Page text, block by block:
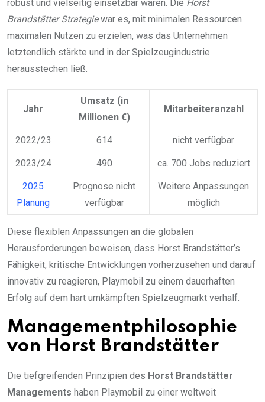
robust und vielseitig einsetzbar waren. Die Horst
Brandstätter Strategiewar es, mit minimalen Ressourcen
maximalen Nutzen zu erzielen, was das Unternehmen
letztendlich stärkte und in der Spielzeugindustrie
herausstechen ließ.
Jahr
Umsatz (in
Millionen €)
Mitarbeiteranzahl
2022/23 614 nicht verfügbar
2023/24 490 ca. 700 Jobs reduziert
2025
Planung
Prognose nicht
verfügbar
Weitere Anpassungen
möglich
Diese flexiblen Anpassungen an die globalen
Herausforderungen beweisen, dass Horst Brandstätter’s
Fähigkeit, kritische Entwicklungen vorherzusehen und darauf
innovativ zu reagieren, Playmobil zu einem dauerhaften
Erfolg auf dem hart umkämpften Spielzeugmarkt verhalf.
Managementphilosophie
von Horst Brandstätter
Die tiefgreifenden Prinzipien des Horst Brandstätter
Managements haben Playmobil zu einer weltweit